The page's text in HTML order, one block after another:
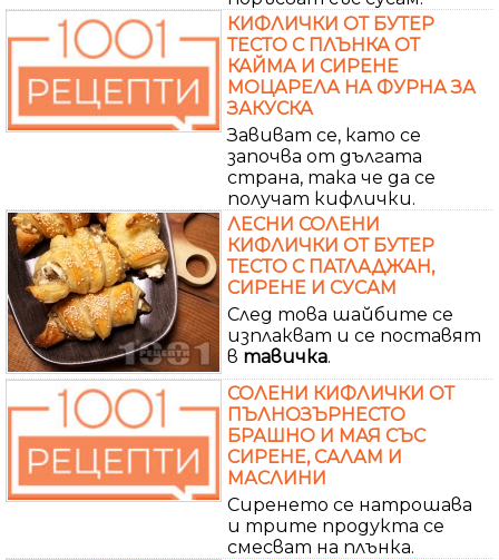
КИФЛИЧКИ ОТ БУТЕР
ТЕСТО С ПЛЪНКА ОТ
КАЙМА И СИРЕНЕ
МОЦАРЕЛА НА ФУРНА ЗА
ЗАКУСКА
Завиват се, като се
започва от дългата
страна, така че да се
получат кифлички.
ЛЕСНИ СОЛЕНИ
КИФЛИЧКИ ОТ БУТЕР
ТЕСТО С ПАТЛАДЖАН,
СИРЕНЕ И СУСАМ
След това шайбите се
изплакват и се поставят
в тавичка.
СОЛЕНИ КИФЛИЧКИ ОТ
ПЪЛНОЗЪРНЕСТО
БРАШНО И МАЯ СЪС
СИРЕНЕ, САЛАМ И
МАСЛИНИ
Сиренето се натрошава
и трите продукта се
смесват на плънка.